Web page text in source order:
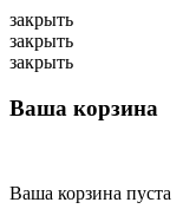
закрыть
закрыть
закрыть
Ваша корзина
Ваша корзина пуста